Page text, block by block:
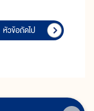
หัวข้อถัดไป